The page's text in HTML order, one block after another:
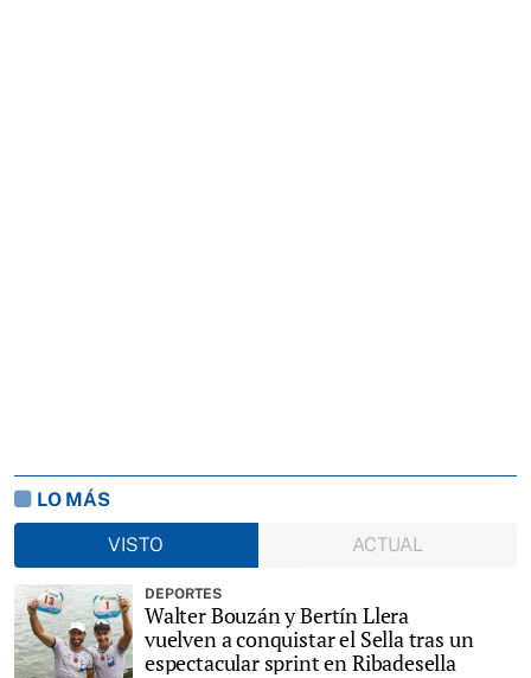
LO MÁS
VISTO
ACTUAL
DEPORTES
Walter Bouzán y Bertín Llera
vuelven a conquistar el Sella tras un
espectacular sprint en Ribadesella